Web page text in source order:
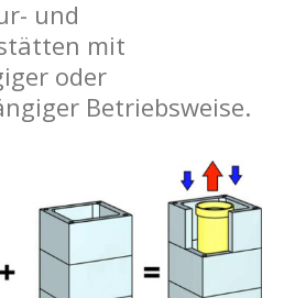
und
mit
oder
Betriebsweise.